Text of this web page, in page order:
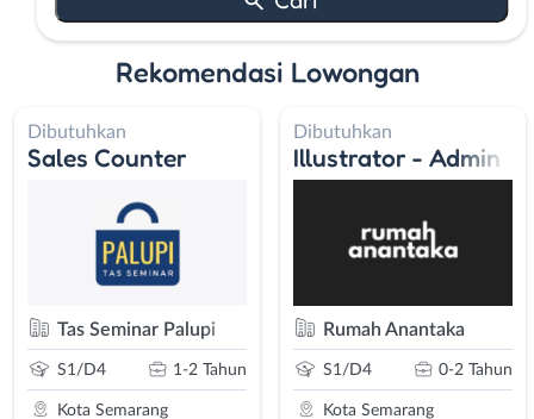
Rekomendasi Lowongan
Dibutuhkan
Sales Counter
Tas Seminar Palupi
S1/D4 1-2 Tahun
Kota Semarang
Dibutuhkan
Illustrator - Admin
Rumah Anantaka
S1/D4 0-2 Tahun
Kota Semarang